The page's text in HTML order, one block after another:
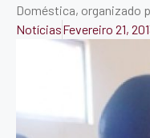
Doméstica, organizado
NotíciasFevereiro 21,